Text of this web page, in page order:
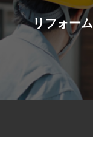
リフォー